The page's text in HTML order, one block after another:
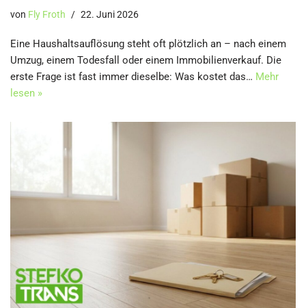
von Fly Froth 22. Juni 2026
Eine Haushaltsauflösung steht oft plötzlich an – nach einem
Umzug, einem Todesfall oder einem Immobilienverkauf. Die
erste Frage ist fast immer dieselbe: Was kostet das… Mehr
lesen »